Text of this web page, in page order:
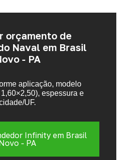
orçamento de
Naval em Brasil
- PA
aplicação, modelo
espessura e
UF.
Infinity em Brasil
- PA